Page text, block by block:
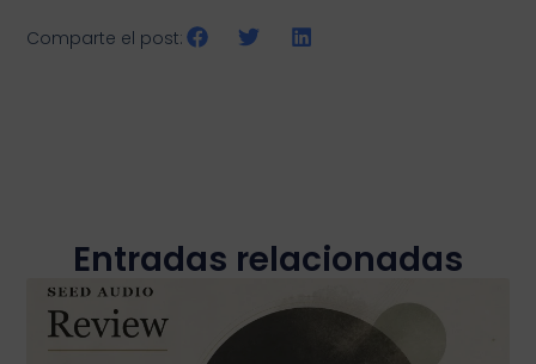
Comparte el post:
Entradas relacionadas